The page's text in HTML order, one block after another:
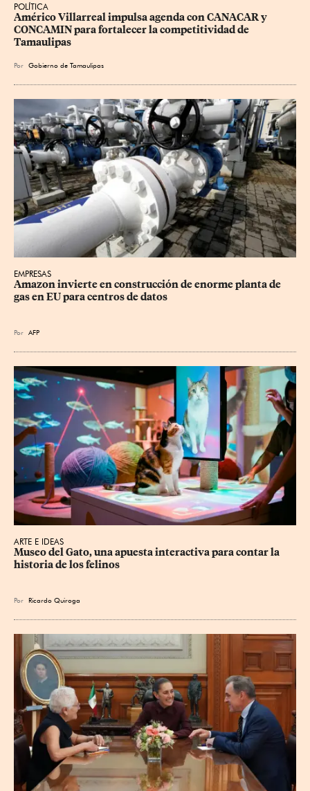
POLÍTICA
Américo Villarreal impulsa agenda con CANACAR y
CONCAMIN para fortalecer la competitividad de
Tamaulipas
Por Gobierno de Tamaulipas
EMPRESAS
Amazon invierte en construcción de enorme planta de
gas en EU para centros de datos
Por AFP
ARTE E IDEAS
Museo del Gato, una apuesta interactiva para contar la
historia de los felinos
Por Ricardo Quiroga